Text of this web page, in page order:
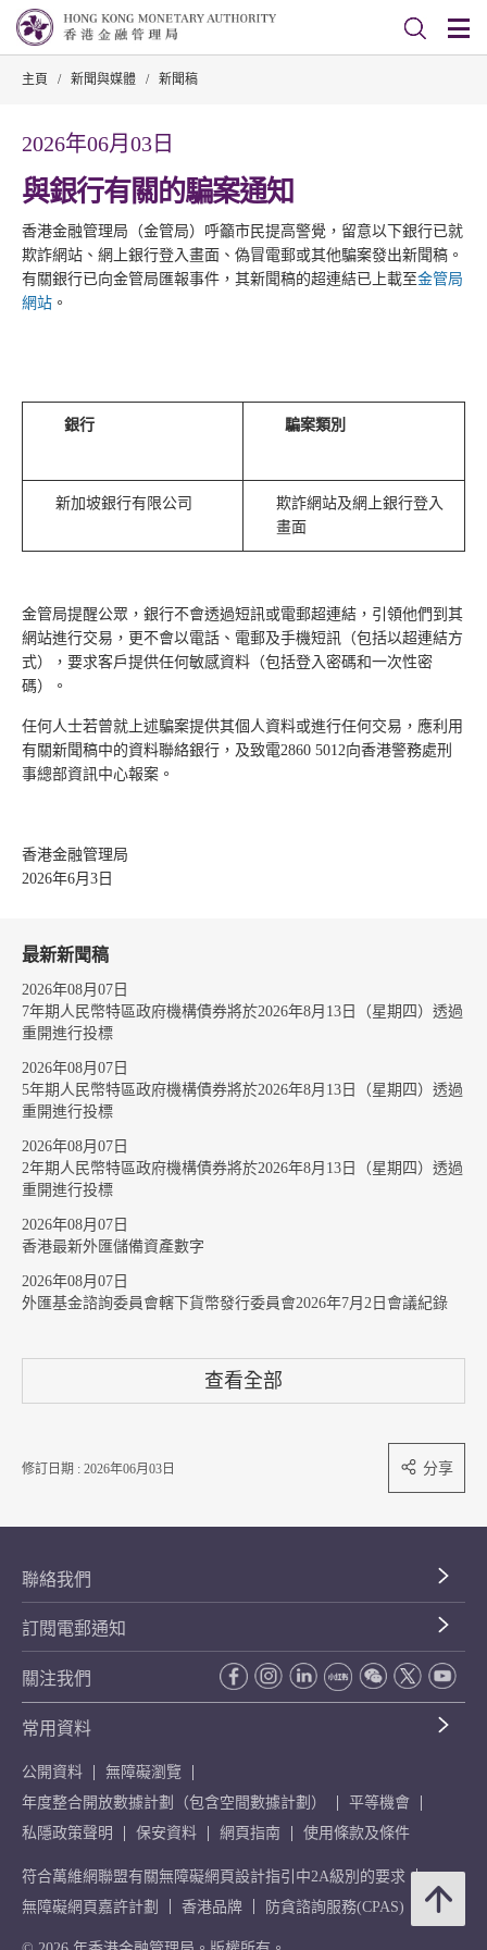
主頁 / 新聞與媒體 / 新聞稿
2026年06月03日
與銀行有關的騙案通知
香港金融管理局（金管局）呼籲市民提高警覺，留意以下銀行已就
欺詐網站、網上銀行登入畫面、偽冒電郵或其他騙案發出新聞稿。
有關銀行已向金管局匯報事件，其新聞稿的超連結已上載至金管局
網站 。
銀行 騙案類別
新加坡銀行有限公司
欺詐網站及網上銀行登入
畫面
金管局提醒公眾，銀行不會透過短訊或電郵超連結，引領他們到其
網站進行交易，更不會以電話、電郵及手機短訊（包括以超連結方
式），要求客戶提供任何敏感資料（包括登入密碼和一次性密
碼）。
任何人士若曾就上述騙案提供其個人資料或進行任何交易，應利用
有關新聞稿中的資料聯絡銀行，及致電2860 5012向香港警務處刑
事總部資訊中心報案。
香港金融管理局
2026年6月3日
最新新聞稿
2026年08月07日
7年期人民幣特區政府機構債券將於2026年8月13日（星期四）透過
重開進行投標
2026年08月07日
5年期人民幣特區政府機構債券將於2026年8月13日（星期四）透過
重開進行投標
2026年08月07日
2年期人民幣特區政府機構債券將於2026年8月13日（星期四）透過
重開進行投標
2026年08月07日
香港最新外匯儲備資產數字
2026年08月07日
外匯基金諮詢委員會轄下貨幣發行委員會2026年7月2日會議紀錄
查看全部
修訂日期 : 2026年06月03日 分享
聯絡我們
訂閱電郵通知
關注我們
常用資料
公開資料
無障礙瀏覽
年度整合開放數據計劃（包含空間數據計劃）
平等機會
私隱政策聲明
保安資料 網頁指南 使用條款及條件
符合萬維網聯盟有關無障礙網頁設計指引中2A級別的要求
無障礙網頁嘉許計劃
香港品牌 防貪諮詢服務(CPAS)